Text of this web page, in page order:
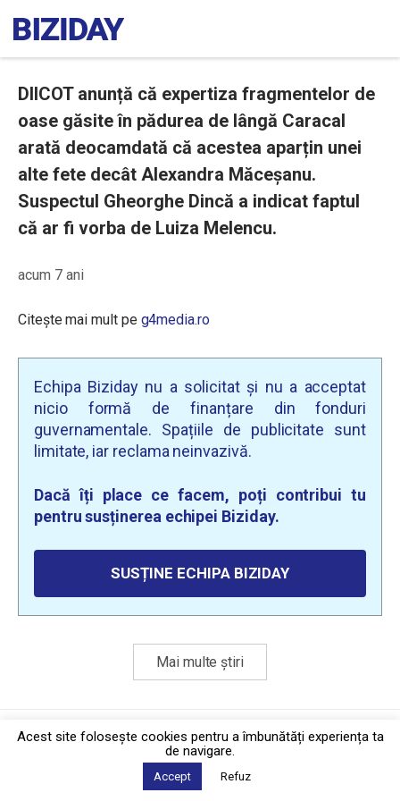
DIICOT anunță că expertiza fragmentelor de
oase găsite în pădurea de lângă Caracal
arată deocamdată că acestea aparțin unei
alte fete decât Alexandra Măceșanu.
Suspectul Gheorghe Dincă a indicat faptul
că ar fi vorba de Luiza Melencu.
acum 7 ani
Citește mai mult pe g4media.ro
Echipa Biziday nu a solicitat și nu a acceptat
nicio formă de finanțare din fonduri
guvernamentale. Spațiile de publicitate sunt
limitate, iar reclama neinvazivă.
Dacă îți place ce facem, poți contribui tu
pentru susținerea echipei Biziday.
SUSȚINE ECHIPA BIZIDAY
Mai multe știri
Politica de confidențialitate·Contact
2026 © Biziday
Acest site foloseşte cookies pentru a îmbunătăți experiența ta
de navigare.
Accept Refuz